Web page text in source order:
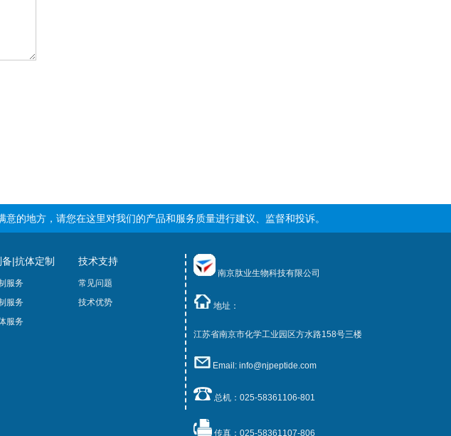
的地方，请您在这里对我们的产品和服务质量进行建议、监督和投诉。
|抗体定制
服务
服务
服务
技术支持
常见问题
技术优势
南京肽业生物科技有限公司
地址：
江苏省南京市化学工业园区方水路158号三楼
Email: info@njpeptide.com
总机：025-58361106-801
传真：025-58361107-806